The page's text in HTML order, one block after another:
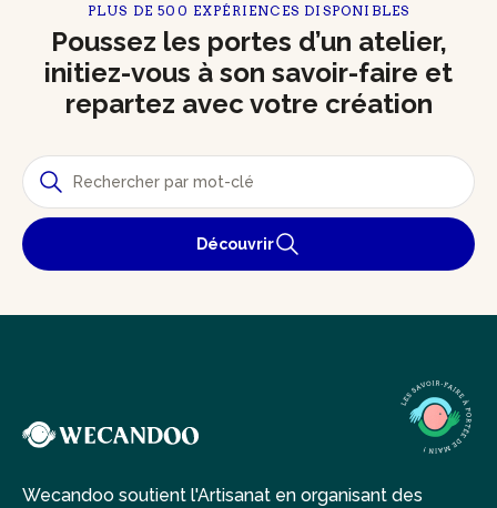
PLUS DE 500 EXPÉRIENCES DISPONIBLES
Poussez les portes d’un atelier,
initiez-vous à son savoir-faire et
repartez avec votre création
Découvrir
Wecandoo soutient l'Artisanat en organisant des